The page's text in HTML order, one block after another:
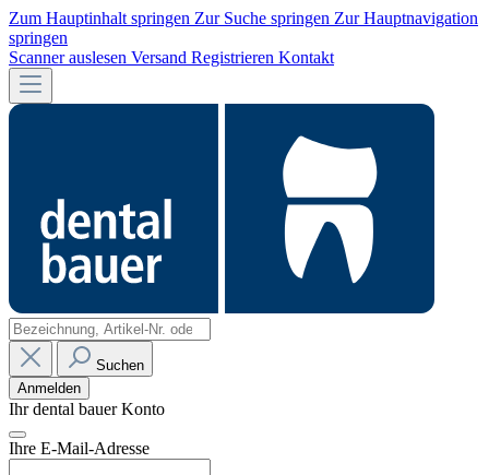
Zum Hauptinhalt springen Zur Suche springen Zur Hauptnavigation
springen
Scanner auslesen Versand Registrieren Kontakt
Suchen
Anmelden
Ihr dental bauer Konto
Ihre E-Mail-Adresse